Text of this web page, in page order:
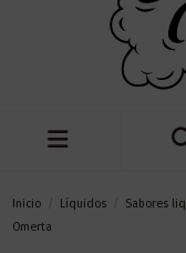
Inicio Líquidos Sabores
Omerta